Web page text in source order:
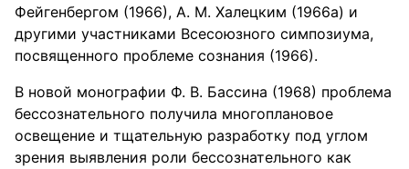
Фейгенбергом (1966), А. М. Халецким (1966а) и
другими участниками Всесоюзного симпозиума,
посвященного проблеме сознания (1966).
В новой монографии Ф. В. Бассина (1968) проблема
бессознательного получила многоплановое
освещение и тщательную разработку под углом
зрения выявления роли бессознательного как